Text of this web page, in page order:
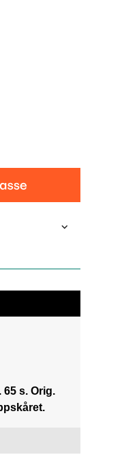
65 s. Orig.